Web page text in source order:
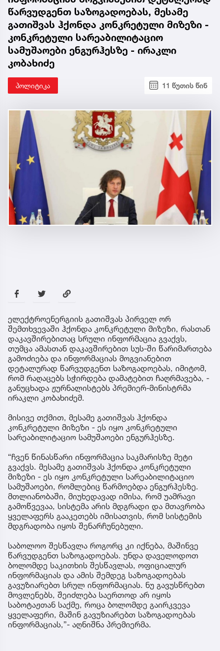
წარვუდგენთ საზოგადოებას, მესამე
გათიშვას ჰქონდა კონკრეტული მიზეზი -
კონკრეტული სარეაბილიტაციო
სამუშაოები ენგურჰესზე - ირაკლი
კობახიძე
პოლიტიკა 11 წუთის წინ
ელექტროენერგიის გათიშვას პირველ ორ
შემთხვევაში ჰქონდა კონკრეტული მიზეზი, რასთან
დაკავშირებითაც სრული ინფორმაცია გვაქვს,
თუმცა ამასთან დაკავშირებით სუს-ში წარიმართება
გამოძიება და ინფორმაციას მოგვიანებით
დეტალურად წარვუდგენთ საზოგადოებას, იმიტომ,
რომ რაღაცებს სჭირდება დამატებით ჩაღრმავება, -
განუცხადა ჟურნალისტებს პრემიერ-მინისტრმა
ირაკლი კობახიძემ.
მისივე თქმით, მესამე გათიშვას ჰქონდა
კონკრეტული მიზეზი - ეს იყო კონკრეტული
სარეაბილიტაციო სამუშაოები ენგურჰესზე.
“ჩვენ წინასწარი ინფორმაცია საკმარისზე მეტი
გვაქვს. მესამე გათიშვას ჰქონდა კონკრეტული
მიზეზი - ეს იყო კონკრეტული სარეაბილიტაციო
სამუშაოები, რომლებიც წარმოებდა ენგურჰესზე.
მთლიანობაში, მიუხედავად იმისა, რომ უამრავი
გამოწვევაა, სისტემა არის მდგრადი და მთავრობა
ყველაფერს გააკეთებს იმისათვის, რომ სისტემის
მდგრადობა იყოს შენარჩუნებული.
საბოლოო შესწავლა როგორც კი იქნება, მაშინვე
წარვუდგენთ საზოგადოებას. უნდა დაველოდოთ
ბოლომდე საკითხის შესწავლას, ოფიციალურ
ინფორმაციას და ამის შემდეგ საზოგადოებას
გავუზიარებთ სრულ ინფორმაციას. ნუ გავუსწრებთ
მოვლენებს, შეიძლება საერთოდ არ იყოს
საბოტაჟთან საქმე, როცა ბოლომდე გაირკვევა
ყველაფერი, მაშინ გავუზიარებთ საზოგადოებას
ინფორმაციას,”- აღნიშნა პრემიერმა.